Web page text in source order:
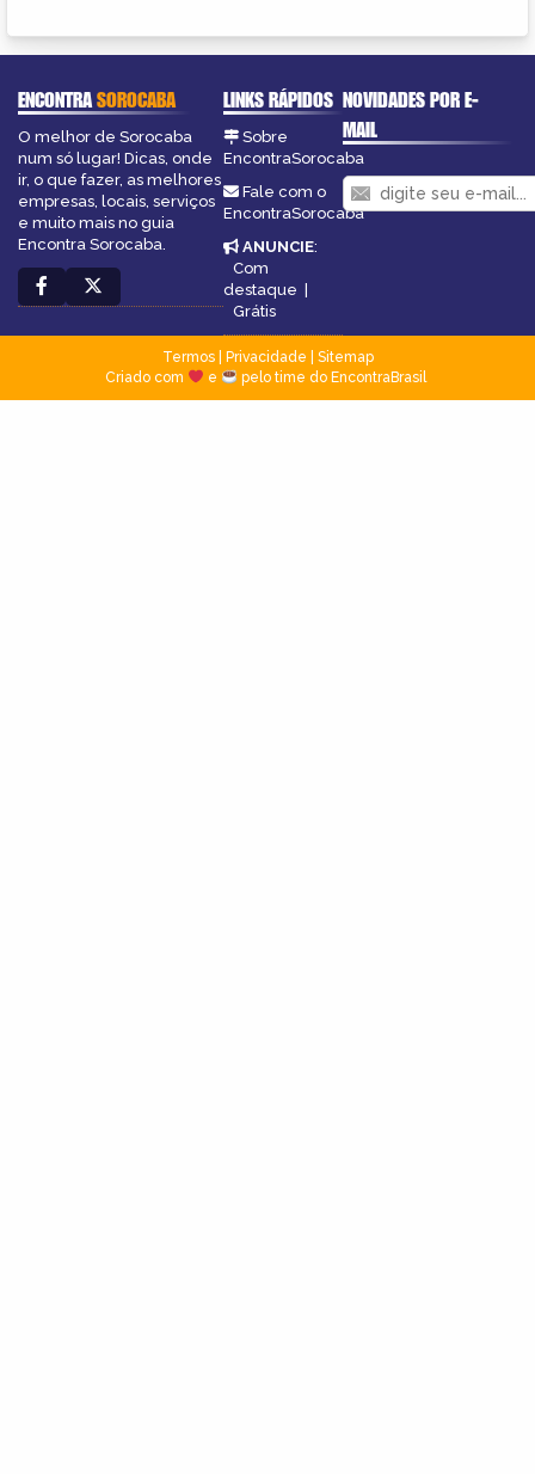
ENCONTRASOROCABA
O melhor de Sorocaba
num só lugar! Dicas, onde
ir, o que fazer, as melhores
empresas, locais, serviços
e muito mais no guia
Encontra Sorocaba.
LINKS RÁPIDOS
Sobre
EncontraSorocaba
Fale com o
EncontraSorocaba
ANUNCIE:
Com
destaque |
Grátis
NOVIDADES POR E-
MAIL
Termos| Privacidade
Sitemap
Criado com
e pelo time do EncontraBrasil